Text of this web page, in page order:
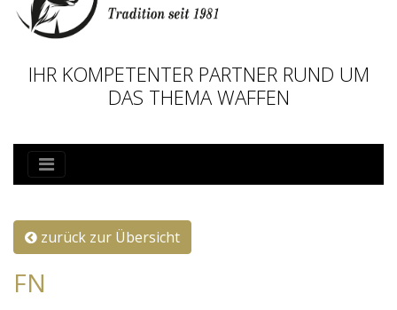
IHR KOMPETENTER PARTNER RUND UM
DAS THEMA WAFFEN
zurück zur Übersicht
FN